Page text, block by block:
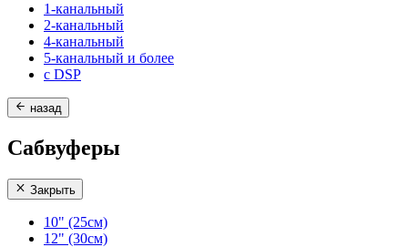
1-канальный
2-канальный
4-канальный
5-канальный и более
с DSP
назад
Сабвуферы
Закрыть
10" (25см)
12" (30см)